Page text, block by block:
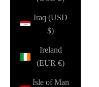
Iraq (USD
$)
Ireland
(EUR €)
Isle of Man